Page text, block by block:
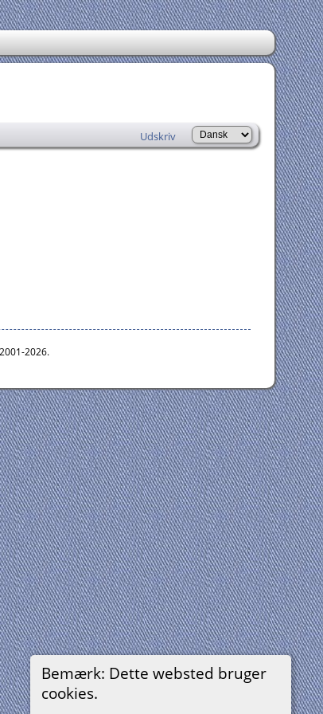
Udskriv
Bemærk: Dette websted bruger
cookies.
2026.